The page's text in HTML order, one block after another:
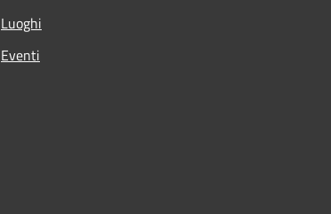
Luoghi
Eventi